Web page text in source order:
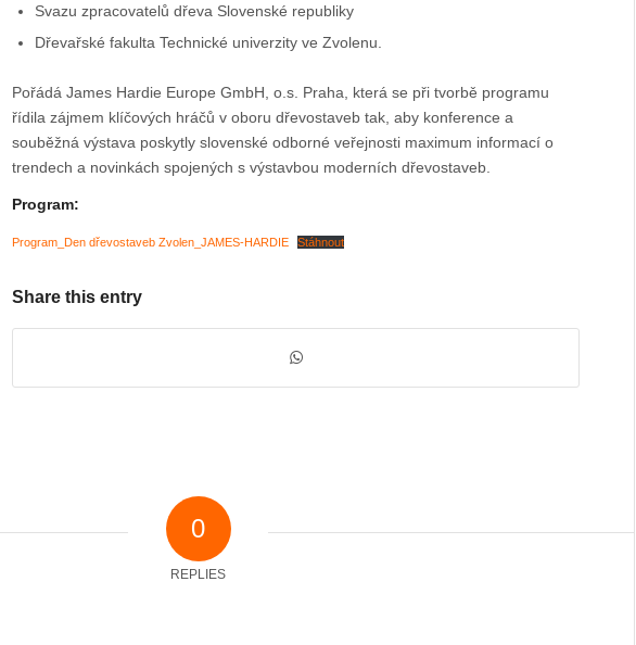
Svazu zpracovatelů dřeva Slovenské republiky
Dřevařské fakulta Technické univerzity ve Zvolenu.
Pořádá James Hardie Europe GmbH, o.s. Praha, která se při tvorbě programu
řídila zájmem klíčových hráčů v oboru dřevostaveb tak, aby konference a
souběžná výstava poskytly slovenské odborné veřejnosti maximum informací o
trendech a novinkách spojených s výstavbou moderních dřevostaveb.
Program:
Program_Den dřevostaveb Zvolen_JAMES-HARDIE Stáhnout
Share this entry
0
REPLIES